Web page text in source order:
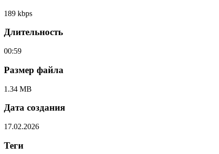
189 kbps
Длительность
00:59
Размер файла
1.34 MB
Дата создания
17.02.2026
Теги